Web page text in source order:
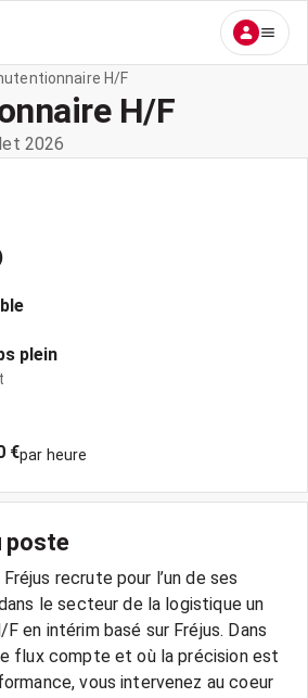
H/F
H/F
2026
plein
€par heure
poste
recrute pour l’un de ses
le secteur de la logistique un
en intérim basé sur Fréjus. Dans
flux compte et où la précision est
vous intervenez au coeur